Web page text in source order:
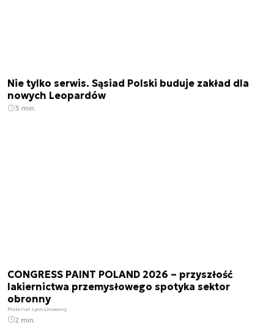
Nie tylko serwis. Sąsiad Polski buduje zakład dla
nowych Leopardów
3 min.
CONGRESS PAINT POLAND 2026 – przyszłość
lakiernictwa przemysłowego spotyka sektor
obronny
Materiał sponsorowany
2 min.